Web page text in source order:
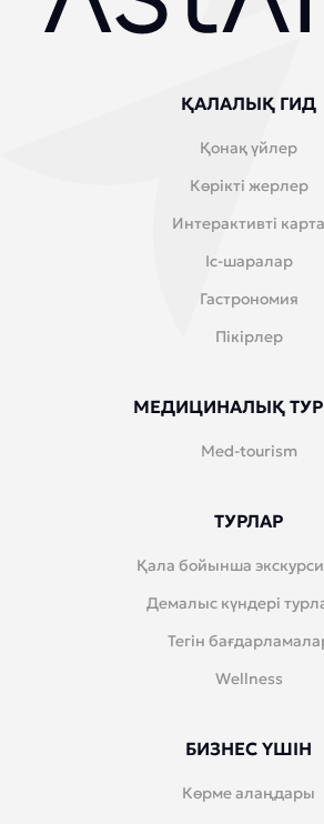
ҚАЛАЛЫҚ ГИД
Қонақ үйлер
Көрікті жерлер
Интерактивті карта
Іс-шаралар
Гастрономия
Пікірлер
МЕДИЦИНАЛЫҚ
Med-tourism
ТУРЛАР
Қала бойынша
Демалыс күндері
Тегін
Wellness
БИЗНЕС ҮШІН
Көрме алаңдары